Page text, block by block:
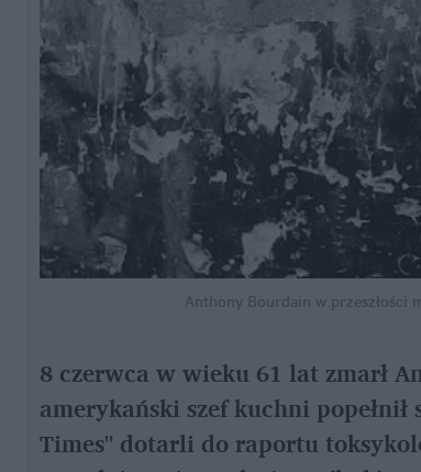
Anthony Bourdain w przeszłości
8 czerwca w wieku 61 lat zmarł
amerykański szef kuchni
Times" dotarli do raportu